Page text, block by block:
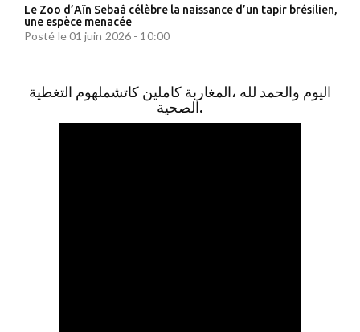
Le Zoo d’Aïn Sebaâ célèbre la naissance d’un tapir brésilien,
une espèce menacée
Posté le 01 juin 2026 - 10:00
اليوم والحمد لله ،المغاربة كاملين كاتشملهوم التغطية
الصحية.